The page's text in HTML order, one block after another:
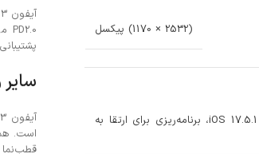
(2532 × 1170) پیکسل
iOS 15، قابل ارتقا به iOS 17.5.1، برنامه‌ریزی برای ارتقا به